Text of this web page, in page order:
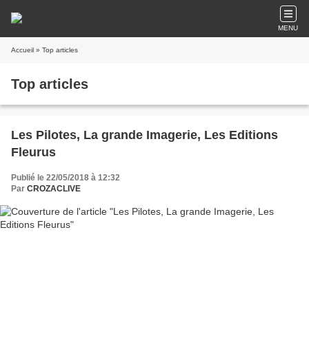
MENU
Accueil » Top articles
Top articles
Les Pilotes, La grande Imagerie, Les Editions
Fleurus
Publié le 22/05/2018 à 12:32
Par CROZACLIVE